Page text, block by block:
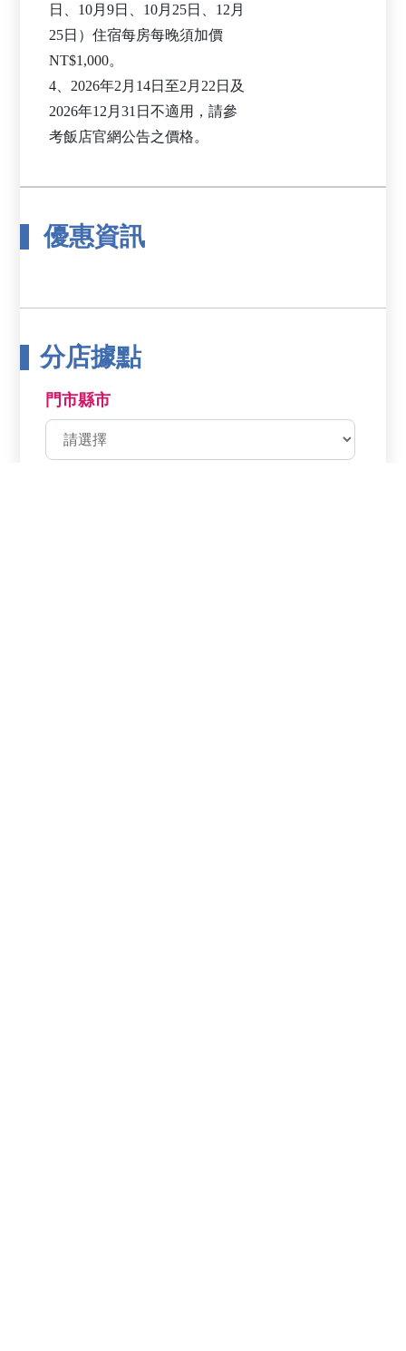
日、10月9日、10月25日、12月
25日）住宿每房每晚須加價
NT$1,000。
4、2026年2月14日至2月22日及
2026年12月31日不適用，請參
優惠資訊
分店據點
門市縣市